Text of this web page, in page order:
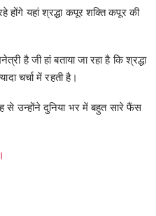
यहां श्रद्धा कपूर शक्ति कपूर की
है जी हां बताया जा रहा है कि श्रद्धा
चर्चा में रहती है।
से उन्होंने दुनिया भर में बहुत सारे फैंस